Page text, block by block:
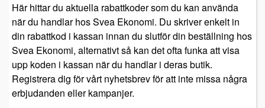
Här hittar du aktuella rabattkoder som du kan använda
när du handlar hos Svea Ekonomi. Du skriver enkelt in
din rabattkod i kassan innan du slutför din beställning hos
Svea Ekonomi, alternativt så kan det ofta funka att visa
upp koden i kassan när du handlar i deras butik.
Registrera dig för vårt nyhetsbrev för att inte missa några
erbjudanden eller kampanjer.